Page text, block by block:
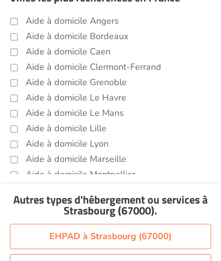
Jardinage Strasbourg (67000)
Aide aux courses Strasbourg (67000)
Entretien du cadre de vie, ménage,
(67000)
Portage de repas Strasbourg (67000)
Sorties (promenades, rendez-vous
médicaux...) Strasbourg (67000)
Promenade animaux de compagnie
Strasbourg (67000)
Soins esthétiques Strasbourg (67000)
Autres aides à domicile Strasbourg
Voir toutes les aides à domicile à Strasbourg
(67000)
Aide à domicile Angers
Aide à domicile Bordeaux
Aide à domicile Caen
Aide à domicile Clermont-Ferrand
Aide à domicile Grenoble
Aide à domicile Le Havre
Aide à domicile Le Mans
Aide à domicile Lille
Aide à domicile Lyon
Aide à domicile Marseille
Aide à domicile Montpellier
Aide à domicile Nice
Aide à domicile Nîmes
Aide à domicile Orléans
Aide à domicile Paris
Autres types d'hébergement ou servicesà
Strasbourg (67000).
EHPAD à Strasbourg (67000)